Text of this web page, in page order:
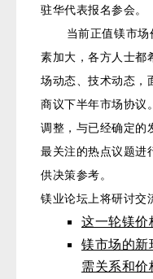
驻华代表报名参会。
当前正值镁市场
素加大，各方人士都
场动态、技术动态，
商议下半年市场协议
调整，与已经确定的
最关注的热点议题进
供决策参考。
镁业论坛上将研讨交
这一轮镁价
镁市场的新
需关系和价